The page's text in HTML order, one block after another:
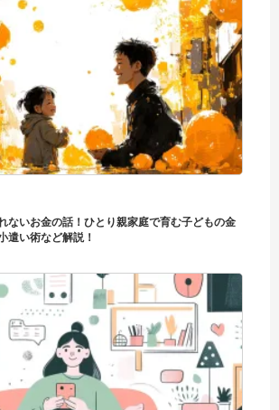
ないお金の話！ひとり親家庭で育む子どもの金
遣い術など解説！